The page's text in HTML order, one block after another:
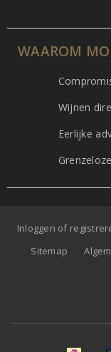
WAAROM
Wijnen
Eerlijke
Inloggen of
Sitemap